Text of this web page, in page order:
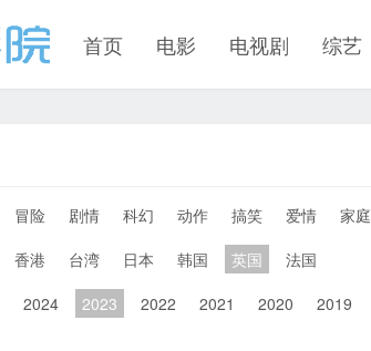
首页 电影 电视剧 综艺
冒险 剧情 科幻 动作 搞笑 爱情 家庭
香港 台湾 日本 韩国 英国
法国
2024 2023 2022 2021 2020 2019